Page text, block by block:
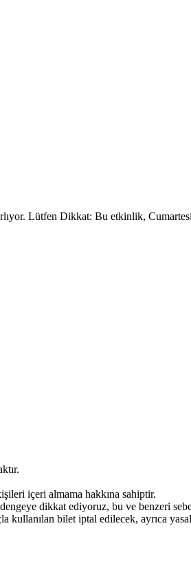
Lütfen Dikkat: Bu etkinlik,
içeri almama hakkına sahiptir.
dengeye dikkat ediyoruz, bu ve benzeri
kullanılan bilet iptal edilecek, ayrıca